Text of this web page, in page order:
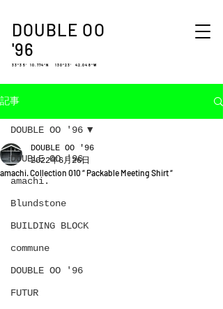
DOUBLE OO
'96
33°35′ 10.774″N 130°23′ 42.048″W
記事
DOUBLE OO '96
amachi.
Blundstone
BUILDING BLOCK
commune
DOUBLE OO '96
FUTUR
DOUBLE OO '96
amachi. Collection 010 “ Packable Meeting Shirt “
DOUBLE OO '96
2022年6月26日